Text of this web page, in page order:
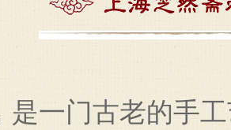
一门古老的手